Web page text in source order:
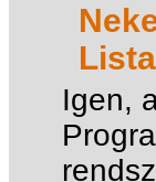
Igen,